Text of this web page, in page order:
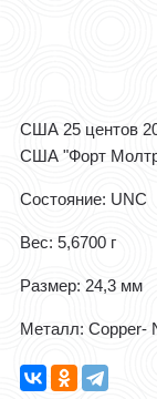
США 25 центов
США "Форт
Состояние: UNC
Вес: 5,6700 г
Размер: 24,3 мм
Металл: Copper-